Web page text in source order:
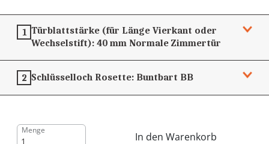
1 Türblattstärke (für Länge Vierkant oder
Wechselstift):40 mm Normale Zimmertür
2 Schlüsselloch Rosette: Buntbart BB
Menge
In den Warenkorb